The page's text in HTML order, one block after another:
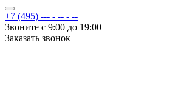
+7 (495) --- - -- - --
Звоните с 9:00 до 19:00
Заказать звонок